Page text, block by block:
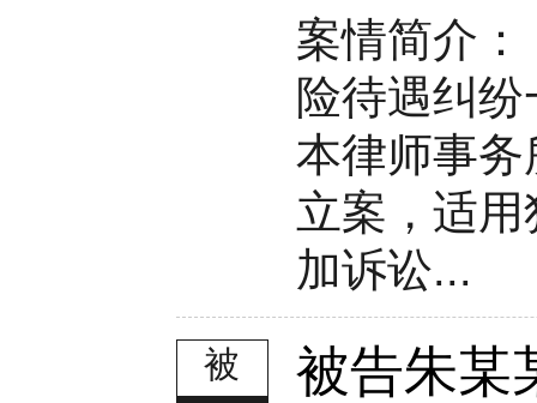
案情简介
险待遇纠
本律师事
立案，适
加诉讼...
被
被告朱某